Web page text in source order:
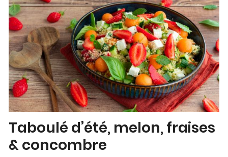
Taboulé d’été, melon, fraises
& concombre